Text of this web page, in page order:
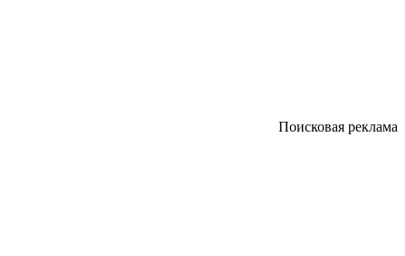
Поисковая реклама